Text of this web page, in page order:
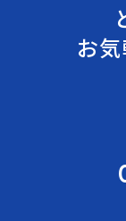
お気